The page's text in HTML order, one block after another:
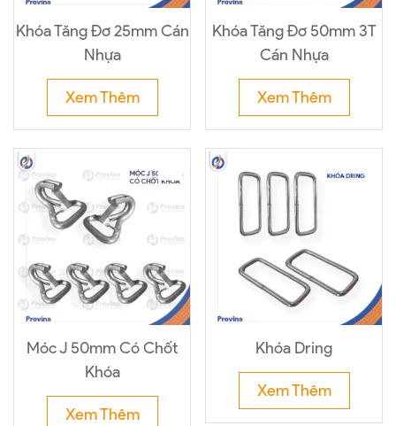
Khóa Tăng Đơ 25mm Cán
Nhựa
Xem Thêm
Khóa Tăng Đơ 50mm 3T
Cán Nhựa
Xem Thêm
Móc J 50mm Có Chốt
Khóa
Xem Thêm
Khóa Dring
Xem Thêm